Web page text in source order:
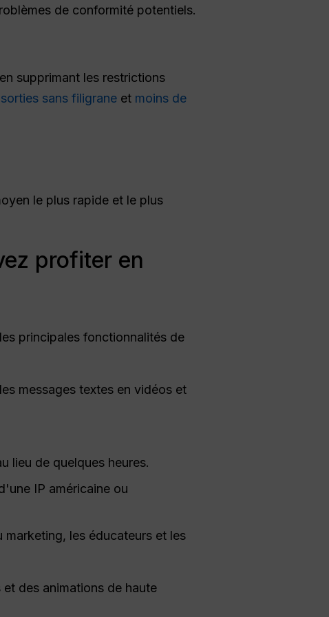
de conformité potentiels.
supprimant les restrictions
sans filigrane et moins de
le plus rapide et le plus
profiter en
principales fonctionnalités de
messages textes en vidéos et
lieu de quelques heures.
IP américaine ou
les éducateurs et les
des animations de haute